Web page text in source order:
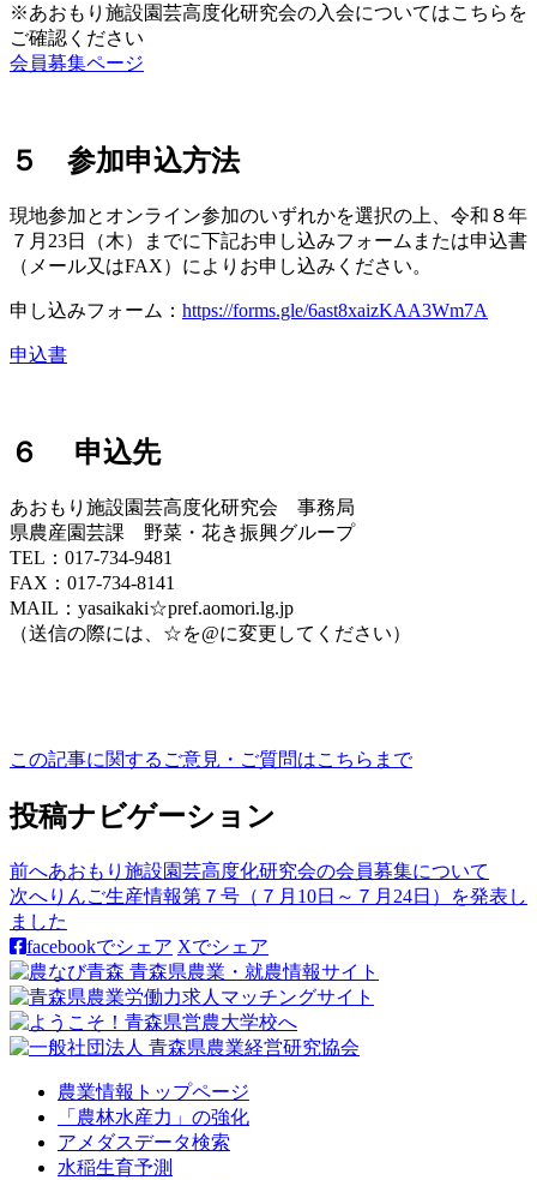
※あおもり施設園芸高度化研究会の入会についてはこちらを
ご確認ください
会員募集ページ
５ 参加申込方法
現地参加とオンライン参加のいずれかを選択の上、令和８年
７月23日（木）までに下記お申し込みフォームまたは申込書
（メール又はFAX）によりお申し込みください。
申し込みフォーム： https://forms.gle/6ast8xaizKAA3Wm7A
申込書
６ 申込先
あおもり施設園芸高度化研究会 事務局
県農産園芸課 野菜・花き振興グループ
TEL：017-734-9481
FAX：017-734-8141
MAIL：yasaikaki☆pref.aomori.lg.jp
（送信の際には、☆を@に変更してください）
この記事に関するご意見・ご質問はこちらまで
投稿ナビゲーション
前へあおもり施設園芸高度化研究会の会員募集について
次へりんご生産情報第７号（７月10日～７月24日）を発表し
ました
facebookでシェア Xでシェア
農業情報トップページ
「農林水産力」の強化
アメダスデータ検索
水稲生育予測